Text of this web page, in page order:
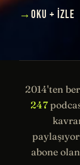
→ OKU + İZLE
2014'ten
247
abone olan